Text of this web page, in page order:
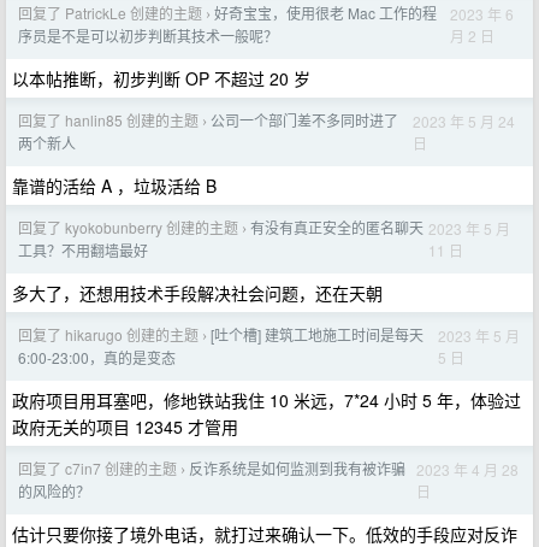
回复了 PatrickLe 创建的主题 › 好奇宝宝，使用很老 Mac 工作的程
序员是不是可以初步判断其技术一般呢？
2023 年 6
月 2 日
以本帖推断，初步判断 OP 不超过 20 岁
回复了 hanlin85 创建的主题 › 公司一个部门差不多同时进了
两个新人
2023 年 5 月 24
日
靠谱的活给 A ，垃圾活给 B
回复了 kyokobunberry 创建的主题 › 有没有真正安全的匿名聊天
工具？不用翻墙最好
2023 年 5 月
11 日
多大了，还想用技术手段解决社会问题，还在天朝
回复了 hikarugo 创建的主题 › [吐个槽] 建筑工地施工时间是每天
6:00-23:00，真的是变态
2023 年 5 月
5 日
政府项目用耳塞吧，修地铁站我住 10 米远，7*24 小时 5 年，体验过
政府无关的项目 12345 才管用
回复了 c7in7 创建的主题 › 反诈系统是如何监测到我有被诈骗
的风险的？
2023 年 4 月 28
日
估计只要你接了境外电话，就打过来确认一下。低效的手段应对反诈